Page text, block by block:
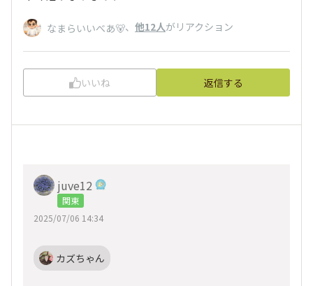
なまらいいべあ🐻、 他12人がリアクション
いいね 返信する
juve12
関東
2025/07/06 14:34
カズちゃん